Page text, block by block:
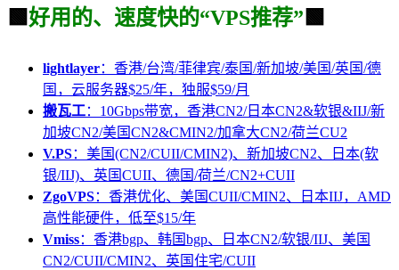
🟩 好用的、速度快的“VPS推荐” 🟩
lightlayer：香港/台湾/菲律宾/泰国/新加坡/美国/英国/德
国，云服务器$25/年，独服$59/月
搬瓦工：10Gbps带宽，香港CN2/日本CN2&软银&IIJ/新
加坡CN2/美国CN2&CMIN2/加拿大CN2/荷兰CU2
V.PS：美国(CN2/CUII/CMIN2)、新加坡CN2、日本(软
银/IIJ)、英国CUII、德国/荷兰/CN2+CUII
ZgoVPS：香港优化、美国CUII/CMIN2、日本IIJ，AMD
高性能硬件，低至$15/年
Vmiss：香港bgp、韩国bgp、日本CN2/软银/IIJ、美国
CN2/CUII/CMIN2、英国住宅/CUII